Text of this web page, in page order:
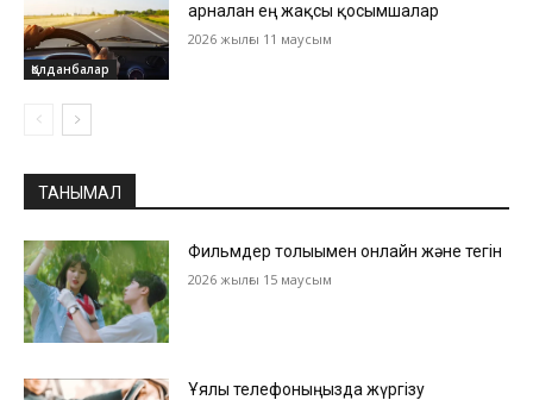
Қолданбалар
арналған ең жақсы қосымшалар
2026 жылғы 11 маусым
ТАНЫМАЛ
Фильмдер толығымен онлайн және тегін
2026 жылғы 15 маусым
Ұялы телефоныңызда жүргізу